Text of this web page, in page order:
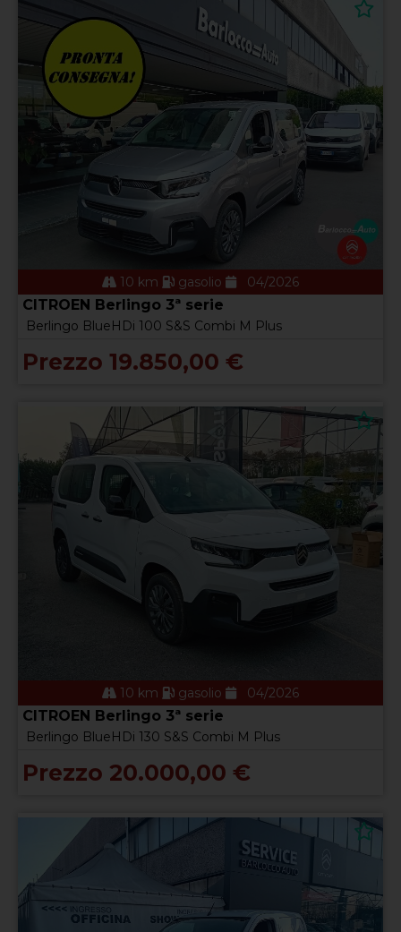
10 km gasolio 04/2026
CITROEN Berlingo 3ª serie
Berlingo BlueHDi 100 S&S Combi M Plus
Prezzo 19.850,00 €
10 km gasolio 04/2026
CITROEN Berlingo 3ª serie
Berlingo BlueHDi 130 S&S Combi M Plus
Prezzo 20.000,00 €